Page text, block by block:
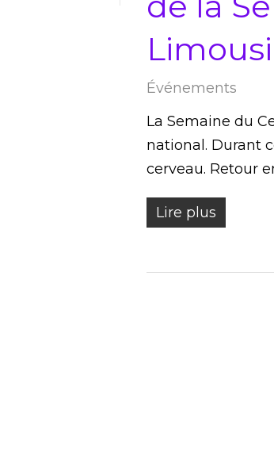
Événements
La Semaine du
national. Durant
cerveau. Retour
Lire plus